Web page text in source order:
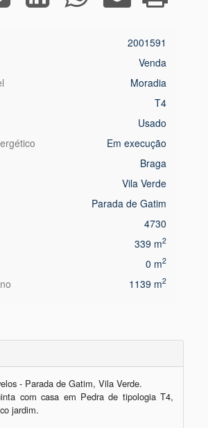
2001591
Venda
Moradia
T4
Usado
Em execução
Braga
Vila Verde
Parada de Gatim
4730
339 m2
0 m2
1139 m2
- Parada de Gatim, Vila Verde.
com casa em Pedra de tipologia T4,
jardim.